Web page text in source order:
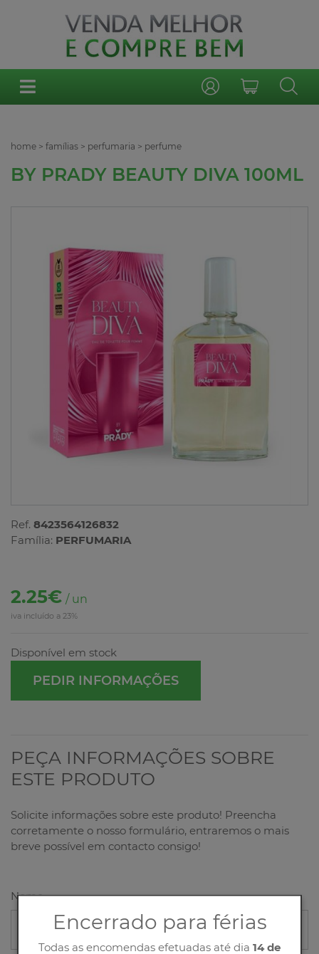
home > famílias > perfumaria > perfume
BY PRADY BEAUTY DIVA 100ML
Ref. 8423564126832
Família: PERFUMARIA
2.25€ / un
iva incluído a 23%
Disponível em stock
PEDIR INFORMAÇÕES
PEÇA INFORMAÇÕES SOBRE
ESTE PRODUTO
Solicite informações sobre este produto! Preencha
corretamente o nosso formulário, entraremos o mais
breve possível em contacto consigo!
Nome
Encerrado para férias
Todas as encomendas efetuadas até dia 14 de